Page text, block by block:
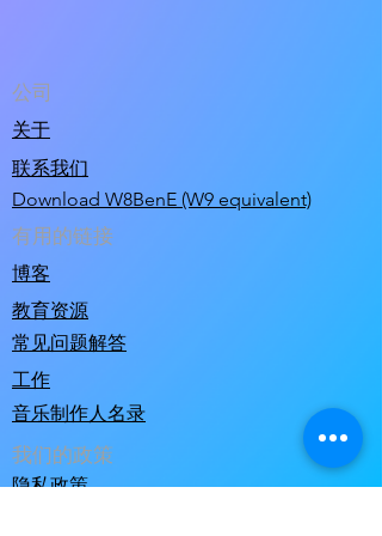
公司
关于
联系我们
有用的链接
博客
教育资源
常见问题解答
工作
音乐制作人名录
我们的政策
隐私政策
Download W8BenE (W9 equivalent)